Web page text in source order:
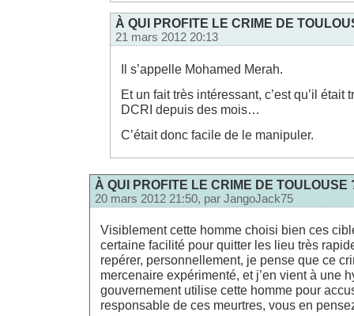
À QUI PROFITE LE CRIME DE
21 mars 2012 20:13
Il s’appelle Mohamed Merah.
Et un fait très intéressant, c’est qu’il était
DCRI depuis des mois…
C’était donc facile de le manipuler.
À QUI PROFITE LE CRIME DE TOULOUSE
20 mars 2012 21:50, par JangoJack75
Visiblement cette homme choisi bien ces
certaine facilité pour quitter les lieu très
repérer, personnellement, je pense que ce
mercenaire expérimenté, et j’en vient à une
gouvernement utilise cette homme pour
responsable de ces meurtres, vous en